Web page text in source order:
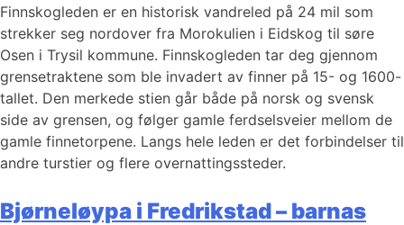
Finnskogleden er en historisk vandreled på 24 mil som
strekker seg nordover fra Morokulien i Eidskog til søre
Osen i Trysil kommune. Finnskogleden tar deg gjennom
grensetraktene som ble invadert av finner på 15- og 1600-
tallet. Den merkede stien går både på norsk og svensk
side av grensen, og følger gamle ferdselsveier mellom de
gamle finnetorpene. Langs hele leden er det forbindelser til
andre turstier og flere overnattingssteder.
Bjørneløypa i Fredrikstad – barnas